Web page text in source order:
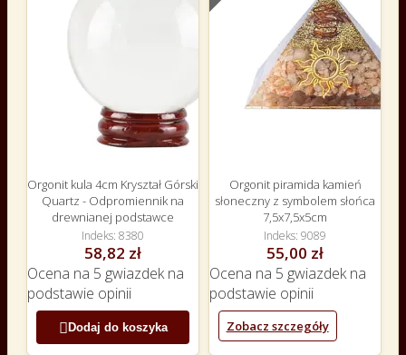
Orgonit kula 4cm Kryształ Górski
Quartz - Odpromiennik na
drewnianej podstawce
Indeks 8380
58,82 zł
Ocena na 5 gwiazdek na
podstawie opinii
Dodaj do koszyka
Orgonit piramida kamień
słoneczny z symbolem słońca
7,5x7,5x5cm
Indeks 9089
55,00 zł
Ocena na 5 gwiazdek na
podstawie opinii
Zobacz szczegóły